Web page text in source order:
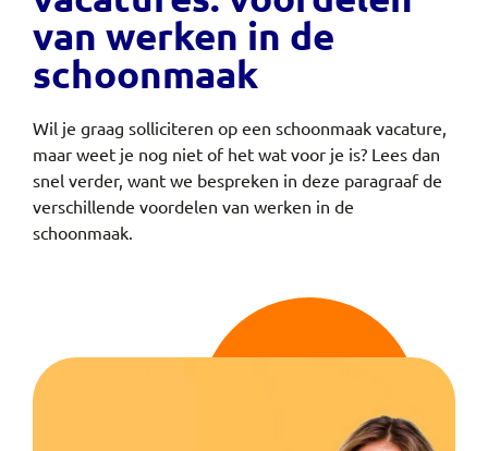
van werken in de
schoonmaak
Wil je graag solliciteren op een schoonmaak vacature,
maar weet je nog niet of het wat voor je is? Lees dan
snel verder, want we bespreken in deze paragraaf de
verschillende voordelen van werken in de
schoonmaak.